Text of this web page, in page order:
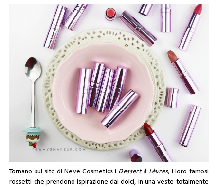
Tornano sul sito diNeve Cosmetics i Dessert à Lèvres, i loro famosi
rossetti che prendono ispirazione dai dolci, in una veste totalmente